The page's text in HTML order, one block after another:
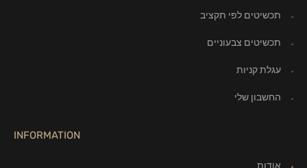
תכשיטים לפי תקציב
תכשיטים צבעוניים
עגלת קניות
החשבון שלי
INFORMATION